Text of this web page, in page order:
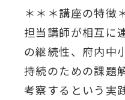
＊＊＊講座の特徴
担当講師が相互に
の継続性、府内中
持続のための課題
考察するという実